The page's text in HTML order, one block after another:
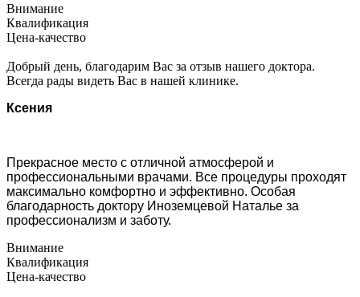
Внимание
Квалификация
Цена-качество
Добрый день, благодарим Вас за отзыв нашего доктора.
Всегда рады видеть Вас в нашей клинике.
Ксения
Прекрасное место с отличной атмосферой и
профессиональными врачами. Все процедуры проходят
максимально комфортно и эффективно. Особая
благодарность доктору Иноземцевой Наталье за
профессионализм и заботу.
Внимание
Квалификация
Цена-качество